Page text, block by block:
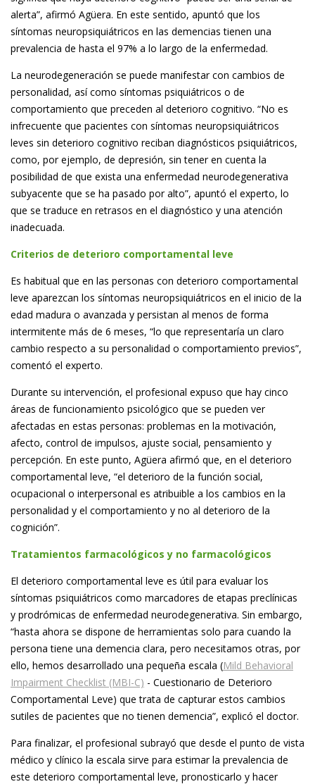
alerta”, afirmó Agüera. En este sentido, apuntó que los
síntomas neuropsiquiátricos en las demencias tienen una
prevalencia de hasta el 97% a lo largo de la enfermedad.
La neurodegeneración se puede manifestar con cambios de
personalidad, así como síntomas psiquiátricos o de
comportamiento que preceden al deterioro cognitivo. “No es
infrecuente que pacientes con síntomas neuropsiquiátricos
leves sin deterioro cognitivo reciban diagnósticos psiquiátricos,
como, por ejemplo, de depresión, sin tener en cuenta la
posibilidad de que exista una enfermedad neurodegenerativa
subyacente que se ha pasado por alto”, apuntó el experto, lo
que se traduce en retrasos en el diagnóstico y una atención
inadecuada.
Criterios de deterioro comportamental leve
Es habitual que en las personas con deterioro comportamental
leve aparezcan los síntomas neuropsiquiátricos en el inicio de la
edad madura o avanzada y persistan al menos de forma
intermitente más de 6 meses, “lo que representaría un claro
cambio respecto a su personalidad o comportamiento previos”,
comentó el experto.
Durante su intervención, el profesional expuso que hay cinco
áreas de funcionamiento psicológico que se pueden ver
afectadas en estas personas: problemas en la motivación,
afecto, control de impulsos, ajuste social, pensamiento y
percepción. En este punto, Agüera afirmó que, en el deterioro
comportamental leve, “el deterioro de la función social,
ocupacional o interpersonal es atribuible a los cambios en la
personalidad y el comportamiento y no al deterioro de la
cognición”.
Tratamientos farmacológicos y no farmacológicos
El deterioro comportamental leve es útil para evaluar los
síntomas psiquiátricos como marcadores de etapas preclínicas
y prodrómicas de enfermedad neurodegenerativa. Sin embargo,
“hasta ahora se dispone de herramientas solo para cuando la
persona tiene una demencia clara, pero necesitamos otras, por
ello, hemos desarrollado una pequeña escala (Mild Behavioral
Impairment Checklist (MBI-C) - Cuestionario de Deterioro
Comportamental Leve) que trata de capturar estos cambios
sutiles de pacientes que no tienen demencia”, explicó el doctor.
Para finalizar, el profesional subrayó que desde el punto de vista
médico y clínico la escala sirve para estimar la prevalencia de
este deterioro comportamental leve, pronosticarlo y hacer